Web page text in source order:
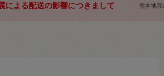
による配送の影響につきまして 熊本地